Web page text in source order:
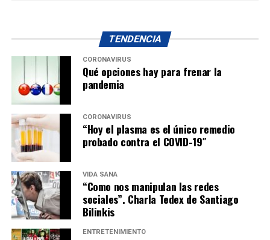
TENDENCIA
CORONAVIRUS
Qué opciones hay para frenar la
pandemia
CORONAVIRUS
“Hoy el plasma es el único remedio
probado contra el COVID-19″
VIDA SANA
“Como nos manipulan las redes
sociales”. Charla Tedex de Santiago
Bilinkis
ENTRETENIMIENTO